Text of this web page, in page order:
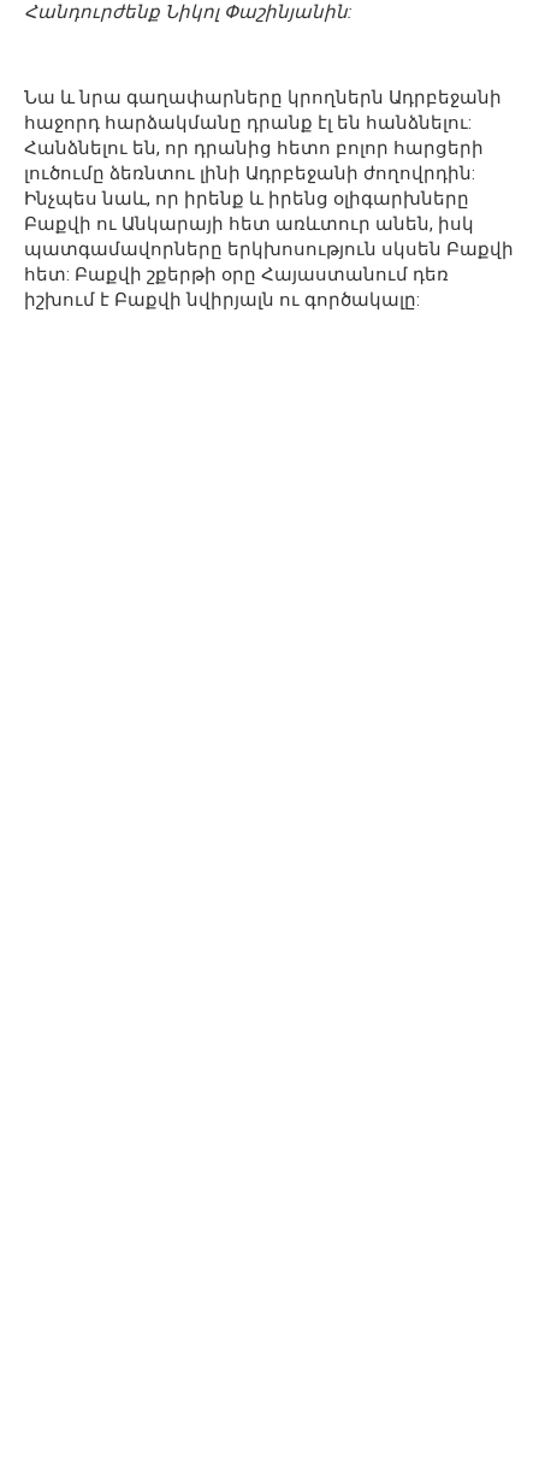
Հանդուրժենք Նիկոլ Փաշինյանին:
Նա և նրա գաղափարները կրողներն Ադրբեջանի
հաջորդ հարձակմանը դրանք էլ են հանձնելու:
Հանձնելու են, որ դրանից հետո բոլոր հարցերի
լուծումը ձեռնտու լինի Ադրբեջանի ժողովրդին:
Ինչպես նաև, որ իրենք և իրենց օլիգարխները
Բաքվի ու Անկարայի հետ առևտուր անեն, իսկ
պատգամավորները երկխոսություն սկսեն Բաքվի
հետ: Բաքվի շքերթի օրը Հայաստանում դեռ
իշխում է Բաքվի նվիրյալն ու գործակալը: